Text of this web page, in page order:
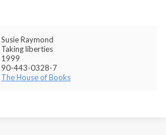
Susie Raymond
Taking liberties
1999
90-443-0328-7
The House of Books